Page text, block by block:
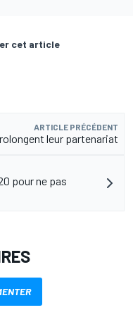
cet article
ARTICLE PRÉCÉDENT
leur partenariat
pour ne pas